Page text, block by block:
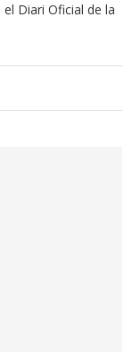
Diari Oficial de la